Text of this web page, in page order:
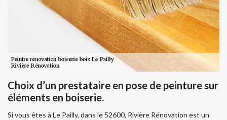
Choix d’un prestataire en pose de peinture sur
éléments en boiserie.
Si vous êtes à Le Pailly, dans le 52600, Rivière Rénovation est un